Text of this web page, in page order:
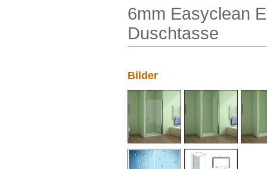
6mm Easyclean
Duschtasse
Bilder